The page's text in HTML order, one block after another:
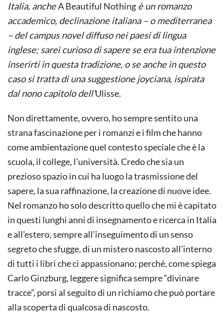
Italia, ancheA Beautiful Nothing è un romanzo
accademico, declinazione italiana – o mediterranea
– del campus novel diffuso nei paesi di lingua
inglese; sarei curioso di sapere se era tua intenzione
inserirti in questa tradizione, o se anche in questo
caso si tratta di una suggestione joyciana, ispirata
dal nono capitolo dell’Ulisse.
Non direttamente, ovvero, ho sempre sentito una
strana fascinazione per i romanzi e i film che hanno
come ambientazione quel contesto speciale che è la
scuola, il college, l’università. Credo che sia un
prezioso spazio in cui ha luogo la trasmissione del
sapere, la sua raffinazione, la creazione di nuove idee.
Nel romanzo ho solo descritto quello che mi è capitato
in questi lunghi anni di insegnamento e ricerca in Italia
e all’estero, sempre all’inseguimento di un senso
segreto che sfugge, di un mistero nascosto all’interno
di tutti i libri che ci appassionano; perché, come spiega
Carlo Ginzburg, leggere significa sempre “divinare
tracce”, porsi al seguito di un richiamo che può portare
alla scoperta di qualcosa di nascosto.